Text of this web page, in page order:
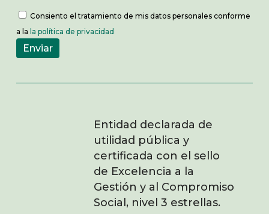
Consiento el tratamiento de mis datos personales conforme
a la la política de privacidad
Entidad declarada de
utilidad pública y
certificada con el sello
de Excelencia a la
Gestión y al Compromiso
Social, nivel 3 estrellas.